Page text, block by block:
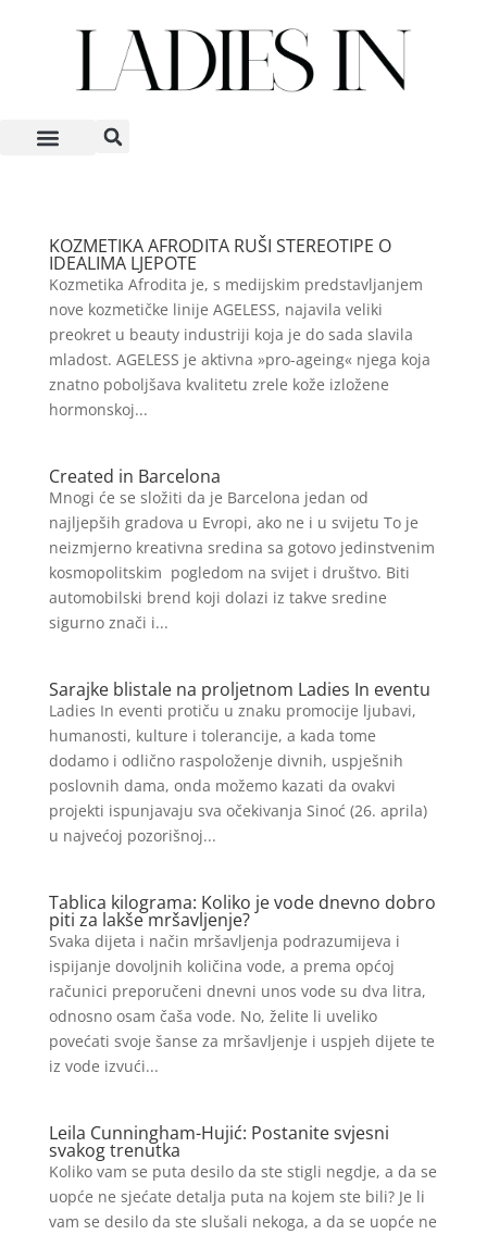
KOZMETIKA AFRODITA RUŠI STEREOTIPE O
IDEALIMA LJEPOTE
Kozmetika Afrodita je, s medijskim predstavljanjem
nove kozmetičke linije AGELESS, najavila veliki
preokret u beauty industriji koja je do sada slavila
mladost. AGELESS je aktivna »pro-ageing« njega koja
znatno poboljšava kvalitetu zrele kože izložene
hormonskoj...
Created in Barcelona
Mnogi će se složiti da je Barcelona jedan od
najljepših gradova u Evropi, ako ne i u svijetu To je
neizmjerno kreativna sredina sa gotovo jedinstvenim
kosmopolitskim pogledom na svijet i društvo. Biti
automobilski brend koji dolazi iz takve sredine
sigurno znači i...
Sarajke blistale na proljetnom Ladies In eventu
Ladies In eventi protiču u znaku promocije ljubavi,
humanosti, kulture i tolerancije, a kada tome
dodamo i odlično raspoloženje divnih, uspješnih
poslovnih dama, onda možemo kazati da ovakvi
projekti ispunjavaju sva očekivanja Sinoć (26. aprila)
u najvećoj pozorišnoj...
Tablica kilograma: Koliko je vode dnevno dobro
piti za lakše mršavljenje?
Svaka dijeta i način mršavljenja podrazumijeva i
ispijanje dovoljnih količina vode, a prema općoj
računici preporučeni dnevni unos vode su dva litra,
odnosno osam čaša vode. No, želite li uveliko
povećati svoje šanse za mršavljenje i uspjeh dijete te
iz vode izvući...
Leila Cunningham-Hujić: Postanite svjesni
svakog trenutka
Koliko vam se puta desilo da ste stigli negdje, a da se
uopće ne sjećate detalja puta na kojem ste bili? Je li
vam se desilo da ste slušali nekoga, a da se uopće ne